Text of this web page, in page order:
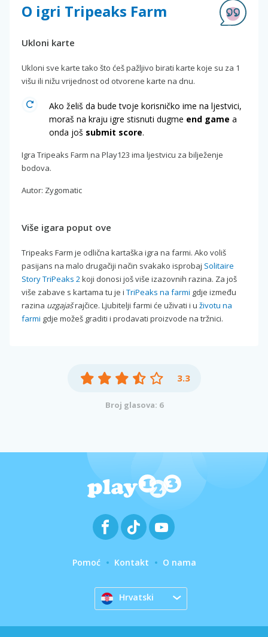
O igri Tripeaks Farm
Ukloni karte
Ukloni sve karte tako što ćeš pažljivo birati karte koje su za 1
višu ili nižu vrijednost od otvorene karte na dnu.
Ako želiš da bude tvoje korisničko ime na ljestvici,
moraš na kraju igre stisnuti dugme end game a
onda još submit score.
Igra Tripeaks Farm na Play123 ima ljestvicu za bilježenje
bodova.
Autor: Zygomatic
Više igara poput ove
Tripeaks Farm je odlična kartaška igra na farmi. Ako voliš
pasijans na malo drugačiji način svakako isprobaj Solitaire
Story TriPeaks 2koji donosi još više izazovnih razina. Za još
više zabave s kartama tu je i TriPeaks na farmi gdje između
razina uzgajašrajčice. Ljubitelji farmi će uživati i u životu na
farmi gdje možeš graditi i prodavati proizvode na tržnici.
3.3
Broj glasova: 6
Pomoć Kontakt O nama
Hrvatski